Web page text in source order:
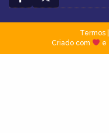
Termos|
Criado com
e